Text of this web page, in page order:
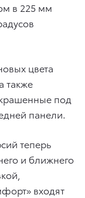
в 225 мм
цвета
также
под
панели.
теперь
и ближнего
входят